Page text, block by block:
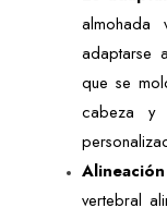
almohada
adaptarse
que se
cabeza y
vertebral